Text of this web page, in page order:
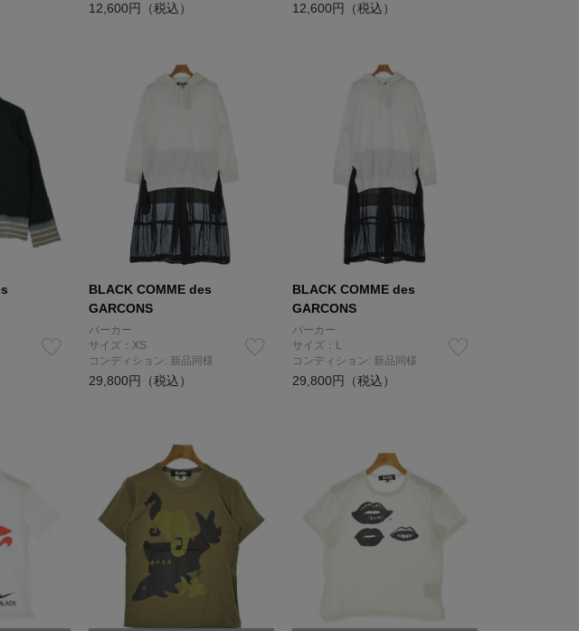
12,600円（税込） 12,600円（税込）
BLACK COMME des
GARCONS
パーカー
サイズ：XS
コンディション: 新品同様
29,800円（税込）
BLACK COMME des
GARCONS
パーカー
サイズ：L
コンディション: 新品同様
29,800円（税込）